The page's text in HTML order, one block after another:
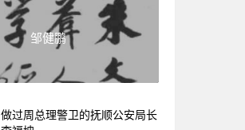
邹健鹏
做过周总理警卫的抚顺公安局长